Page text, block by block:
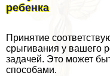
ребенка
Принятие
срыгивания у вашего
задачей. Это может
способами.